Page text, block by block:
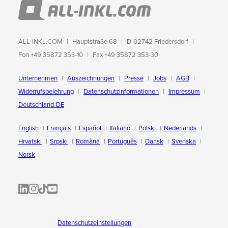
<a href="https://all-inkl.com/umweltschutz/"
target="_blank"><img src="https://all-inkl.com/banner/all-
width="150" alt="gehostet mit 100% Ökostrom von
all‑inkl.com" /></a>
127 x 55 Pixel
ALL-INKL.COM Hauptstraße 68
D-02742 Friedersdorf
Fon +49 35872 353-10
Fax +49 35872 353-30
Unternehmen Auszeichnungen Presse Jobs
AGB
Widerrufsbelehrung
Datenschutzinformationen
Impressum
Deutschland-DE
English Français Español Italiano Polski
Nederlands
Hrvatski
Srpski Română Português Dansk
Svenska
Norsk
ALL-INKL.COM | LinkedIn
ALL-INKL.COM • Instagram photos and videos
ALL-INKL.COM | TikTok
ALLINKL.COM - YouTube
Datenschutzeinstellungen